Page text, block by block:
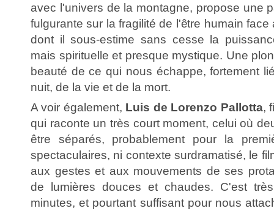
avec l'univers de la montagne, propose une
fulgurante sur la fragilité de l'être humain
dont il sous-estime sans cesse la
mais spirituelle et presque mystique. Une
beauté de ce qui nous échappe, fortement
nuit, de la vie et de la mort.
A voir également, Luis de Lorenzo Pallotta,
qui raconte un très court moment, celui où
être séparés, probablement pour la
spectaculaires, ni contexte surdramatisé, le
aux gestes et aux mouvements de ses
de lumières douces et chaudes. C'est
minutes, et pourtant suffisant pour nous